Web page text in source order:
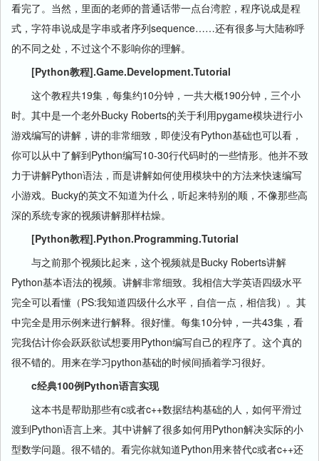
看完了。当然，里面的老师的普通话带一点台湾腔，程序说成是程
式，字符串说成是字串或者序列sequence……还有很多与大陆称呼
的不同之处，不过这个不影响你的理解。
[Python教程].Game.Development.Tutorial
这个教程共19集，每集约10分钟，一共大概190分钟，三个小
时。其中是一个老外Bucky Roberts的关于利用pygame模块进行小
游戏编写的讲解，讲的非常细致，即使没有Python基础也可以看，
你可以从中了解到Python编写10-30行代码时的一些情形。他并不致
力于讲解Python语法，而是讲解如何使用模块中的方法来快速编写
小游戏。Bucky的英文不知道为什么，听起来特别的顺，不像那些高
深的系统专家的视频讲解那样枯燥。
[Python教程].Python.Programming.Tutorial
与之前那个视频比起来，这个视频就是Bucky Roberts讲解
Python基本语法的视频。讲解非常细致。我相信大学英语四级水平
完全可以看懂（PS:我知道四级什么水平，自信一点，相信我）。其
中完全是用示例来进行解释。很好懂。每集10分钟，一共43集，看
完我估计你会跃跃欲试想要用Python编写自己的程序了。这个真的
很不错的。用来在学习python基础的时候间插着学习很好。
c经典100例Python语言实现
这本书是帮助那些有c或者c++数据结构基础的人，如何平滑过
渡到Python语言上来。其中讲解了很多如何用Python解决实际的小
型数学问题。很不错的。看完你就知道Python用来替代c或者c++还